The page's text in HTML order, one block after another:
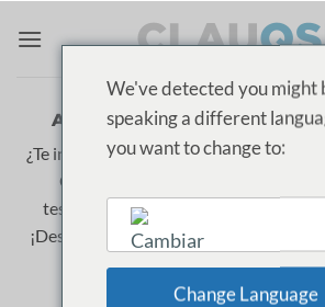
ARCHIVOS DE
¿Te interesaestudiar Farmacia?
ClauQSI donde mujeres referentes
testimonios reales, retos y consejos
¡Descubre qué significa trabajar en
futuro profesional!
We've detected you might
speaking a different
you want to change to:
English
Change Language